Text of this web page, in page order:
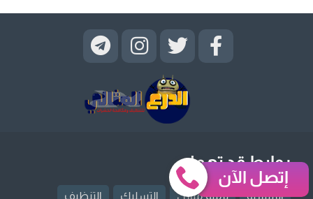
روابط قد تهمك
الرئيسية ترميم منازل التسليك التنظيف
إتصل الآن